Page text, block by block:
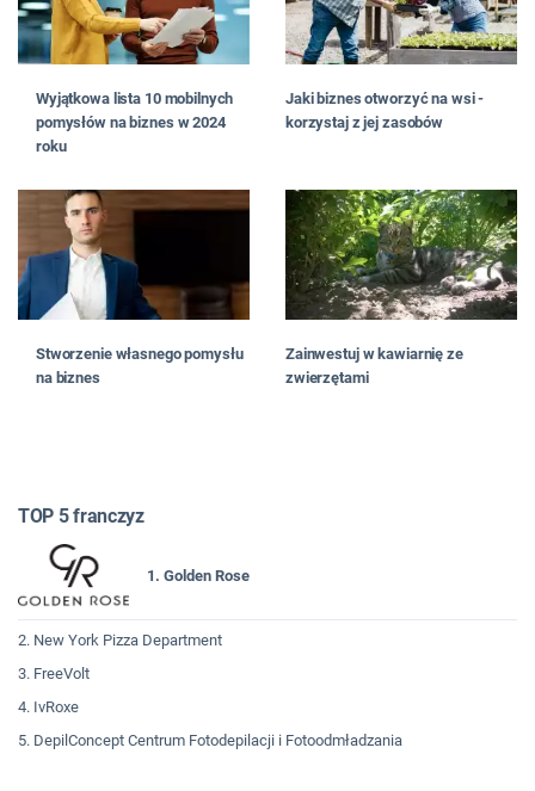
Wyjątkowa lista 10 mobilnych
pomysłów na biznes w 2024
roku
Jaki biznes otworzyć na wsi -
korzystaj z jej zasobów
Stworzenie własnego pomysłu
na biznes
Zainwestuj w kawiarnię ze
zwierzętami
TOP 5 franczyz
1. Golden Rose
2. New York Pizza Department
3. FreeVolt
4. IvRoxe
5. DepilConcept Centrum Fotodepilacji i Fotoodmładzania